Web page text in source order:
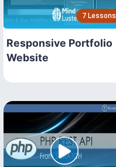
7 Lessons
Responsive Portfolio
Website